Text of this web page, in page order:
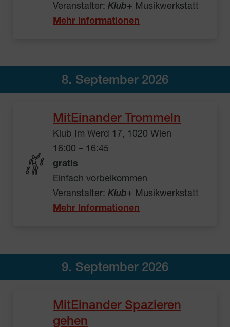
Veranstalter: Klub+ Musikwerkstatt
Mehr Informationen
8. September 2026
MitEinander Trommeln
Klub Im Werd 17, 1020 Wien
16:00 – 16:45
gratis
Einfach vorbeikommen
Veranstalter: Klub+ Musikwerkstatt
Mehr Informationen
9. September 2026
MitEinander Spazieren
gehen